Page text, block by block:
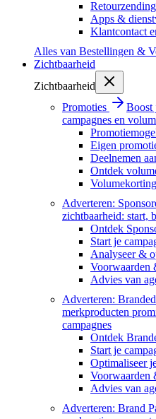
Apps &
Klantcontact
Alles van Bestellingen &
Zichtbaarheid
Zichtbaarheid
Promoties
Boost
campagnes en
Eigen
Deelnemen
Ontdek
Adverteren:
zichtbaarheid: start,
Ontdek
Start je
Analyseer &
Voorwaarden
Advies van
Adverteren:
merkproducten
campagnes
Ontdek
Start je
Optimaliseer
Voorwaarden
Advies van
Adverteren: Brand